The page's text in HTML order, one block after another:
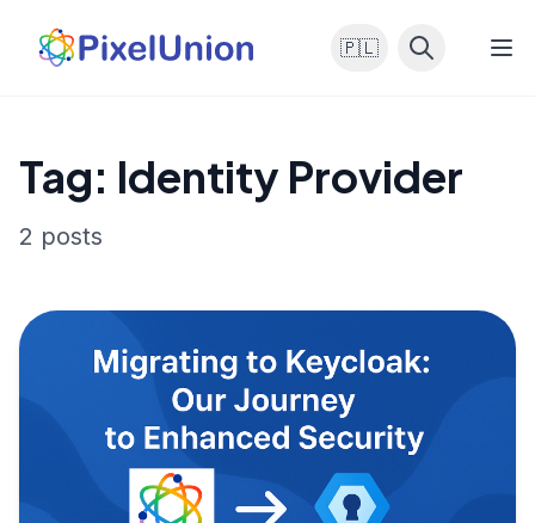
🇵🇱
Tag: Identity Provider
2 posts